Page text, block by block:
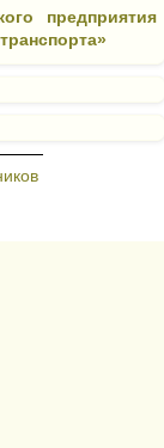
предприятия